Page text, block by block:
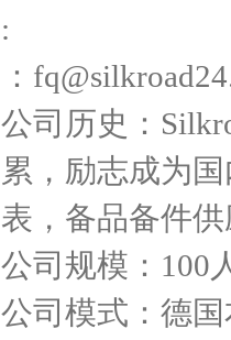
:
：
公司历史：
累，励志成为
表，备品备件
公司规模：100
公司模式：德